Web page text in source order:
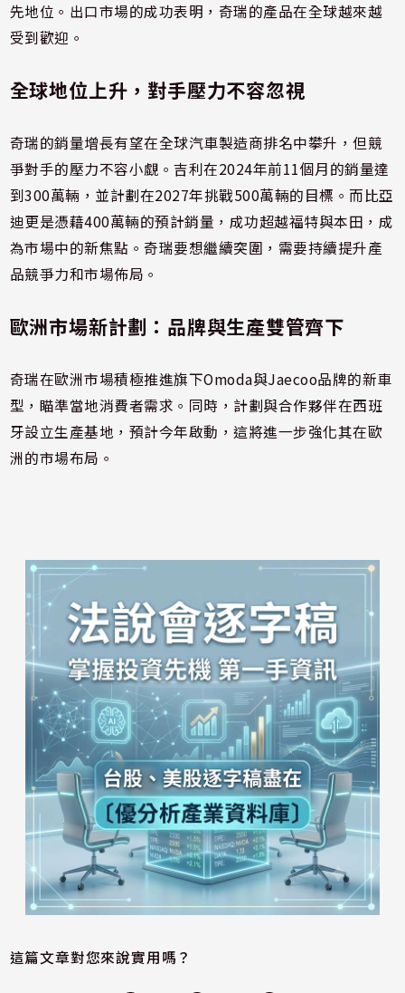
先地位。出口市場的成功表明，奇瑞的產品在全球越來越
受到歡迎。
全球地位上升，對手壓力不容忽視
奇瑞的銷量增長有望在全球汽車製造商排名中攀升，但競
爭對手的壓力不容小覷。吉利在2024年前11個月的銷量達
到300萬輛，並計劃在2027年挑戰500萬輛的目標。而比亞
迪更是憑藉400萬輛的預計銷量，成功超越福特與本田，成
為市場中的新焦點。奇瑞要想繼續突圍，需要持續提升產
品競爭力和市場佈局。
歐洲市場新計劃：品牌與生產雙管齊下
奇瑞在歐洲市場積極推進旗下Omoda與Jaecoo品牌的新車
型，瞄準當地消費者需求。同時，計劃與合作夥伴在西班
牙設立生產基地，預計今年啟動，這將進一步強化其在歐
洲的市場布局。
這篇文章對您來說實用嗎？